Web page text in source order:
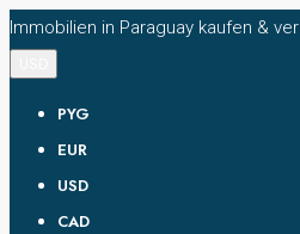
Immobilien in Paraguay kaufen &
PYG
EUR
USD
CAD